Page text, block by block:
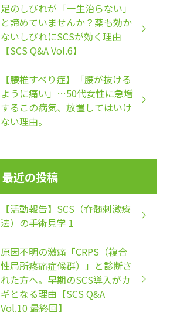
足のしびれが「一生治らない」
と諦めていませんか？薬も効か
ないしびれにSCSが効く理由
【SCS Q&A Vol.6】
【腰椎すべり症】「腰が抜ける
ように痛い」…50代女性に急増
するこの病気、放置してはいけ
ない理由。
最近の投稿
【活動報告】SCS（脊髄刺激療
法）の手術見学 1
原因不明の激痛「CRPS（複合
性局所疼痛症候群）」と診断さ
れた方へ。早期のSCS導入がカ
ギとなる理由【SCS Q&A
Vol.10 最終回】